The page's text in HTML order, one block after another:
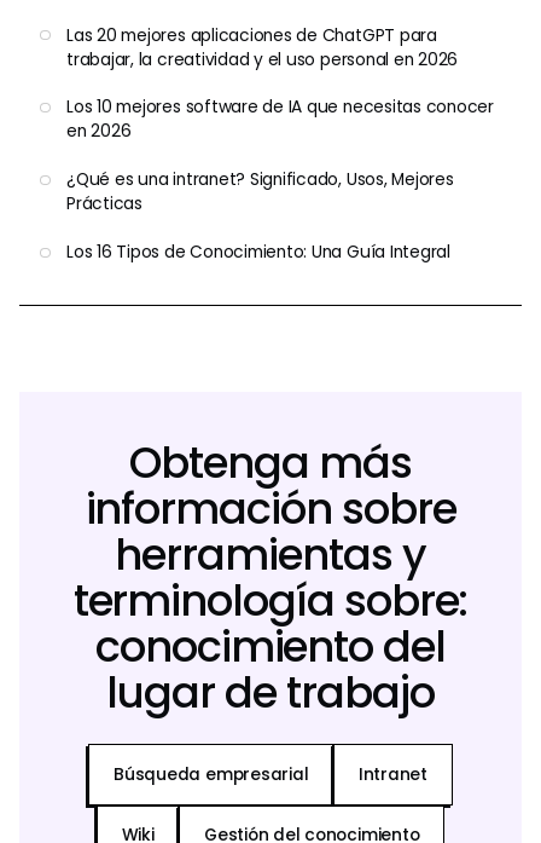
Las 20 mejores aplicaciones de ChatGPT para
trabajar, la creatividad y el uso personal en 2026
Los 10 mejores software de IA que necesitas conocer
en 2026
¿Qué es una intranet? Significado, Usos, Mejores
Prácticas
Los 16 Tipos de Conocimiento: Una Guía Integral
Obtenga más
información sobre
herramientas y
terminología sobre:
conocimiento del
lugar de trabajo
Búsqueda empresarial Intranet
Wiki Gestión del conocimiento